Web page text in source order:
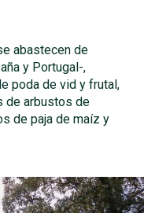
abastecen de
y Portugal-,
poda de vid y frutal,
de arbustos de
de paja de maíz y